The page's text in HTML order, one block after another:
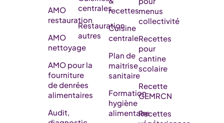
AMO
restauration
AMO
nettoyage
AMO pour la
fourniture
de denrées
alimentaires
Audit,
centrales
Restauration
autres
recettes
Cuisine
centrale
Plan de
maitrise
sanitaire
Formation
hygiène
alimentaire
menus
collectivité
Recettes
pour
cantine
scolaire
Recette
GEMRCN
Recettes